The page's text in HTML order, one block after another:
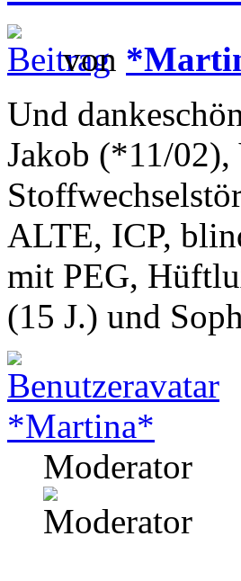
von
Und
Jakob (*11/02),
ALTE, ICP,
mit PEG,
(15 J.) und
*Martina*
Moderator